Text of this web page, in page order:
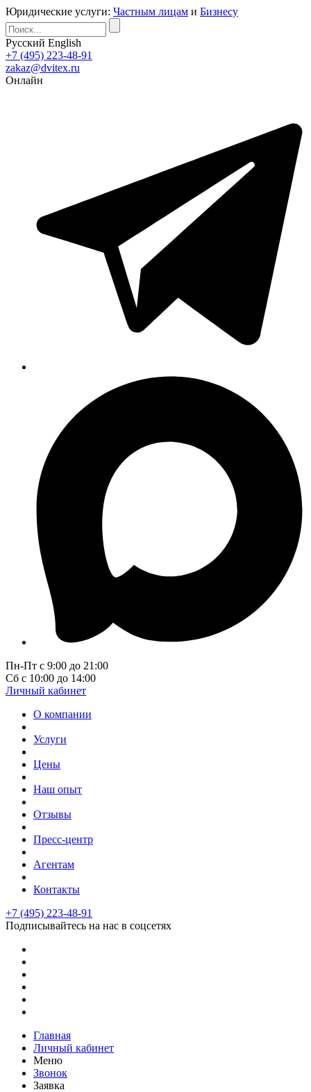
Юридические услуги: Частным лицам и Бизнесу
Русский English
+7 (495) 223-48-91
zakaz@dvitex.ru
Онлайн
Пн-Пт с 9:00 до 21:00
Сб с 10:00 до 14:00
Личный кабинет
О компании
Услуги
Цены
Наш опыт
Отзывы
Пресс-центр
Агентам
Контакты
+7 (495) 223-48-91
Подписывайтесь на нас в соцсетях
Главная
Личный кабинет
Меню
Звонок
Заявка